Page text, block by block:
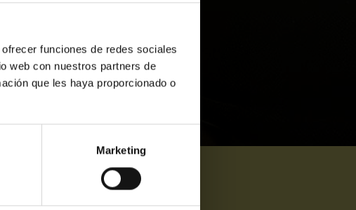
funciones de redes sociales
web con nuestros partners de
que les haya proporcionado o
Marketing